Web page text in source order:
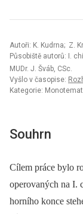
Autoři: K. Kudrna; Z.
Působiště autorů: I.
MUDr. J. Šváb, CSc.
Vyšlo v časopise:
Kategorie:
Souhrn
Cílem práce bylo
operovaných na I.
horního konce